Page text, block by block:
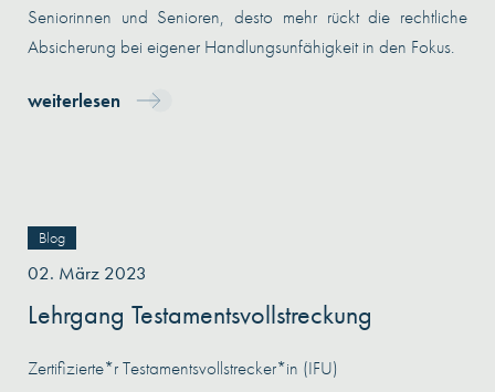
Seniorinnen und Senioren, desto mehr rückt die rechtliche
Absicherung bei eigener Handlungsunfähigkeit in den Fokus.
weiterlesen
Blog
02. März 2023
Lehrgang Testamentsvollstreckung
Zertifizierte*r Testamentsvollstrecker*in (IFU)